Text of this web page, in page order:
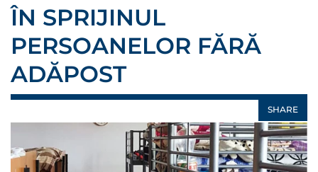
ÎN SPRIJINUL
PERSOANELOR FĂRĂ
ADĂPOST
SHARE